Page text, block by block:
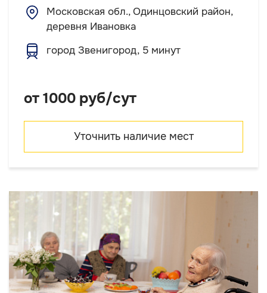
Московская обл., Одинцовский район,
деревня Ивановка
город Звенигород, 5 минут
от 1000 руб/сут
Уточнить наличие мест